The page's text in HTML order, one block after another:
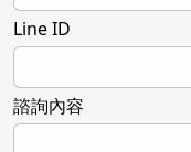
Line ID
諮詢內容